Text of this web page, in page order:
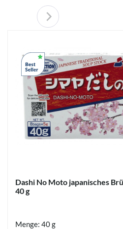
Dashi No Moto japanisches
40 g
Menge: 40 g